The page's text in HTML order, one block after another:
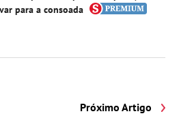
para a consoada
Próximo Artigo